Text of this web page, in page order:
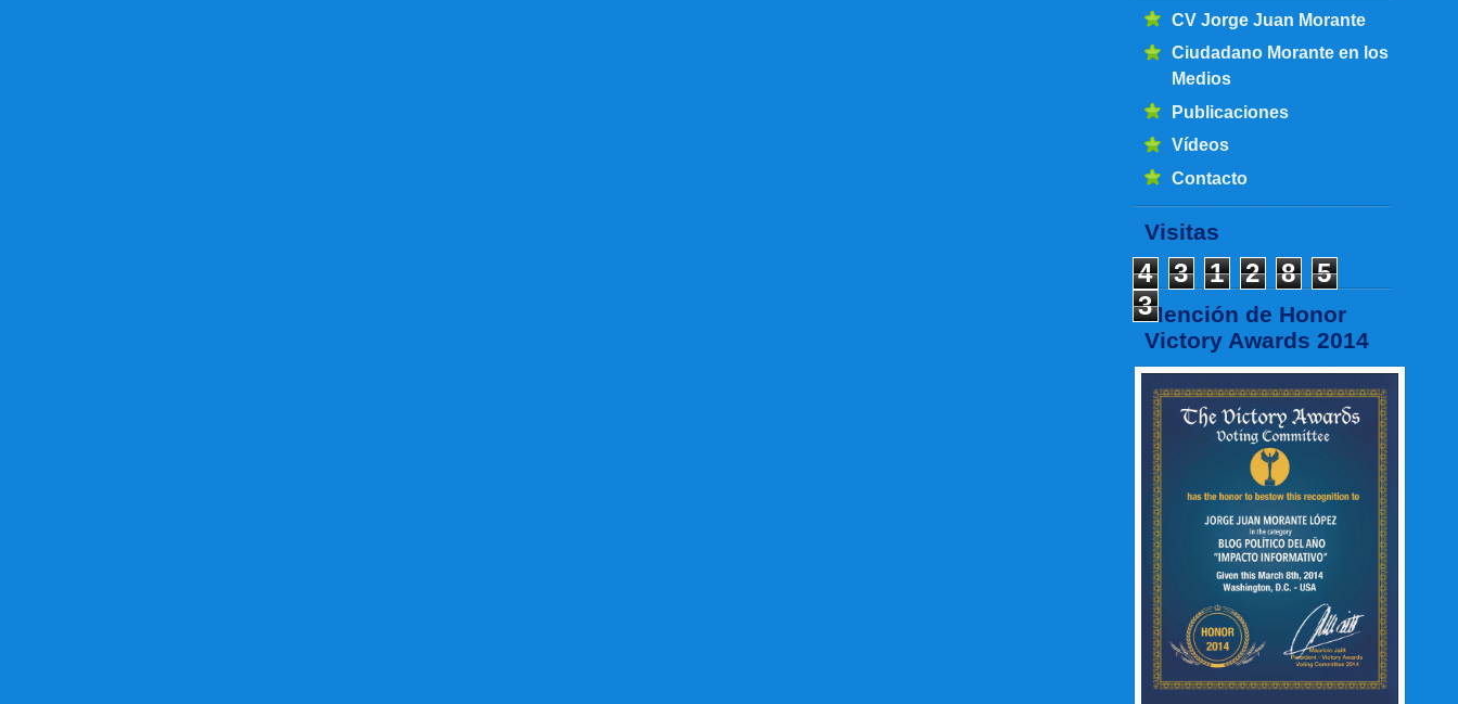
CV Jorge Juan Morante
Ciudadano Morante en los
Medios
Publicaciones
Vídeos
Contacto
Visitas
4 3 1 2 8
5
3Mención de Honor
Victory Awards 2014